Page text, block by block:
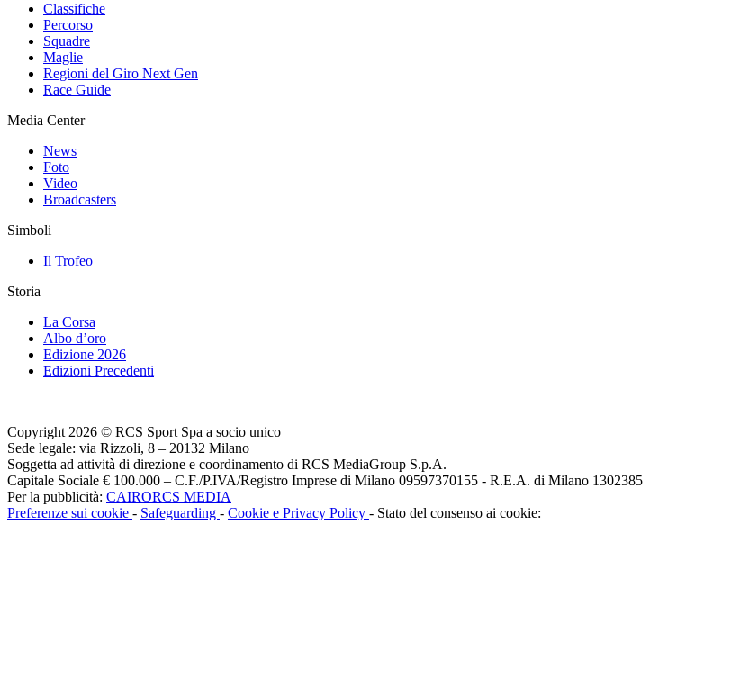
Classifiche
Percorso
Squadre
Maglie
Regioni del Giro Next Gen
Race Guide
Media Center
News
Foto
Video
Broadcasters
Simboli
Il Trofeo
Storia
La Corsa
Albo d’oro
Edizione 2026
Edizioni Precedenti
Copyright 2026 © RCS Sport Spa a socio unico
Sede legale: via Rizzoli, 8 – 20132 Milano
Soggetta ad attività di direzione e coordinamento di RCS MediaGroup S.p.A.
Capitale Sociale € 100.000 – C.F./P.IVA/Registro Imprese di Milano 09597370155 - R.E.A. di Milano 1302385
Per la pubblicità: CAIRORCS MEDIA
Preferenze sui cookie - Safeguarding - Cookie e Privacy Policy - Stato del consenso ai cookie: